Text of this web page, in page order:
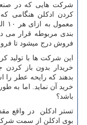
شرکت هایی که در
کردن ادکلن هنگامی
بندی مربوطه قرار می
فروش درج میشود تا
این شرکت ها با تولید
خریدار بدون باز کردن
بدهند که رایحه عطر
خرید آن نماید. اما به
باشد؟
تستر ادکلن در واقع
بوی ادکلن از سمت